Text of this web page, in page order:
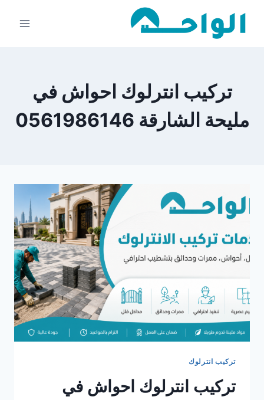
تركيب انترلوك احواش في
مليحة الشارقة 0561986146
تركيب انترلوك
تركيب انترلوك احواش في